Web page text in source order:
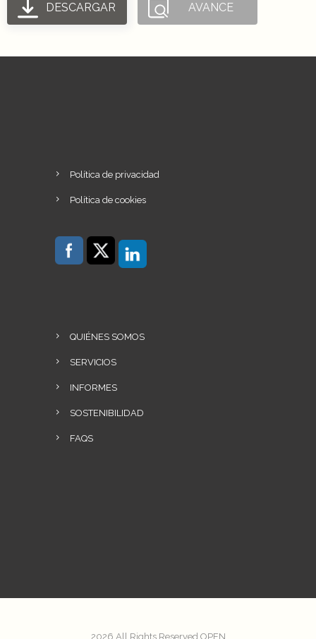
DESCARGAR AVANCE
Política de privacidad
Política de cookies
QUIÉNES SOMOS
SERVICIOS
INFORMES
SOSTENIBILIDAD
FAQS
2026 All Rights Reserved OPEN